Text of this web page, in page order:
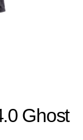
Ghost